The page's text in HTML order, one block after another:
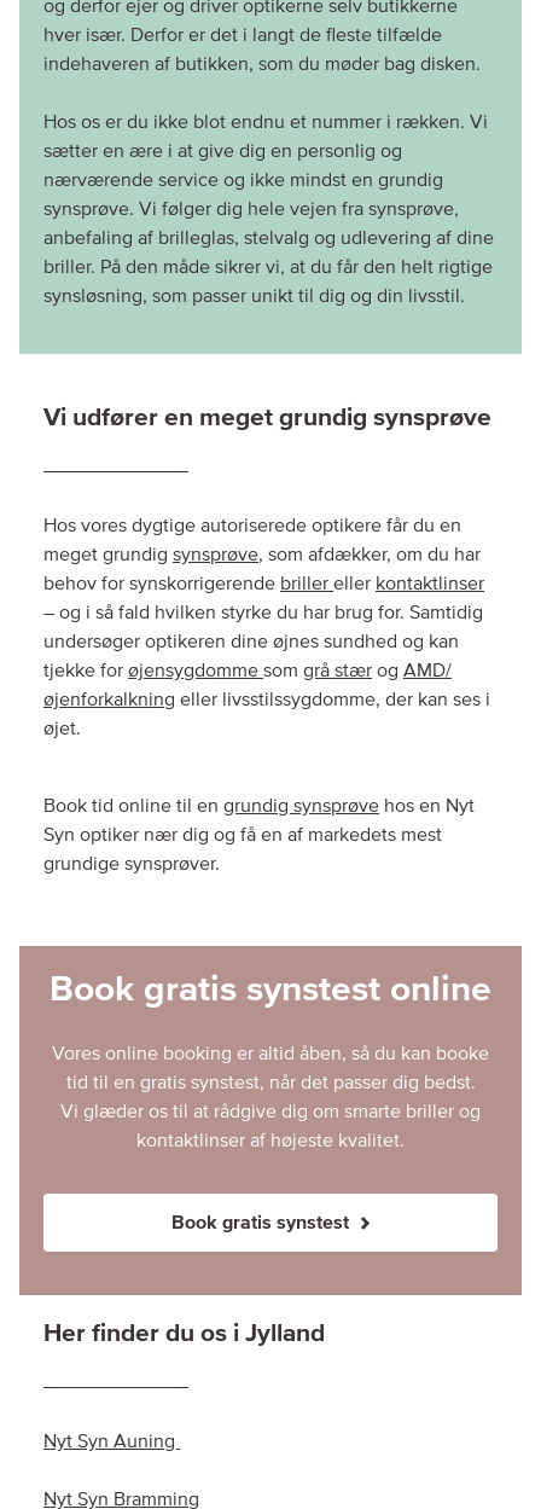
og derfor ejer og driver optikerne selv butikkerne
hver især. Derfor er det i langt de fleste tilfælde
indehaveren af butikken, som du møder bag disken.
Hos os er du ikke blot endnu et nummer i rækken. Vi
sætter en ære i at give dig en personlig og
nærværende service og ikke mindst en grundig
synsprøve. Vi følger dig hele vejen fra synsprøve,
anbefaling af brilleglas, stelvalg og udlevering af dine
briller. På den måde sikrer vi, at du får den helt rigtige
Vi udfører en meget grundig synsprøve
Hos vores dygtige autoriserede optikere får du en
meget grundig synsprøve, som afdækker, om du har
behov for synskorrigerende briller eller kontaktlinser
– og i så fald hvilken styrke du har brug for. Samtidig
undersøger optikeren dine øjnes sundhed og kan
tjekke for øjensygdomme som grå stær og AMD/
øjenforkalkning eller livsstilssygdomme, der kan ses i
øjet.
Book tid online til en grundig synsprøve hos en Nyt
Syn optiker nær dig og få en af markedets mest
grundige synsprøver.
Book gratis synstest online
Vores online booking er altid åben, så du kan booke
tid til en gratis synstest, når det passer dig bedst.
Vi glæder os til at rådgive dig om smarte briller og
kontaktlinser af højeste kvalitet.
Book gratis synstest
Her finder du os i Jylland
Nyt Syn Auning
Nyt Syn Bramming